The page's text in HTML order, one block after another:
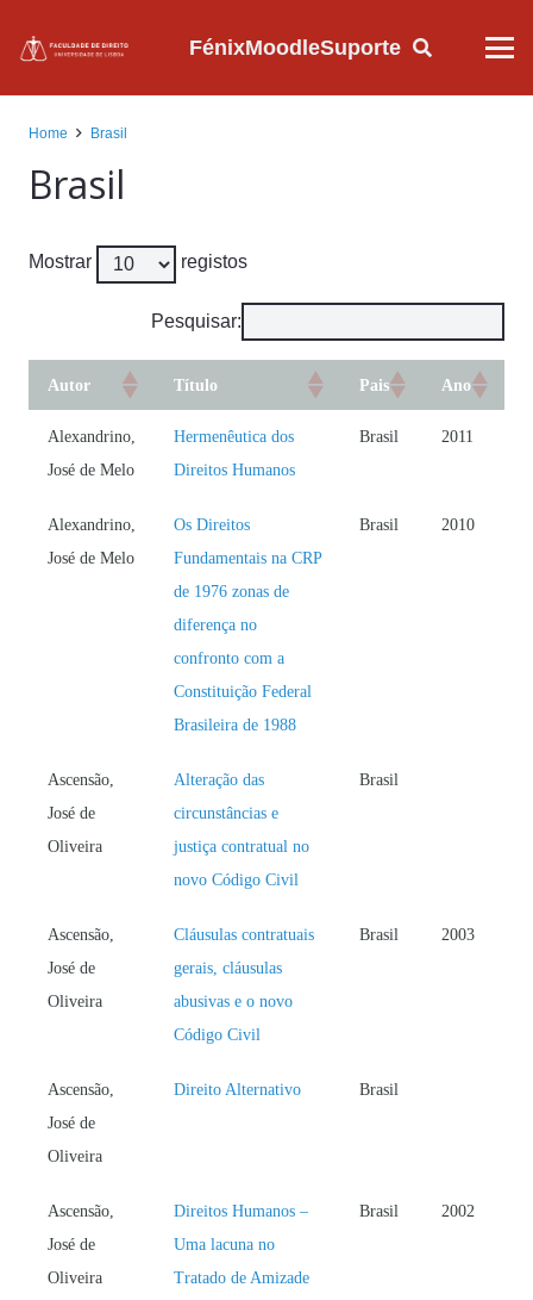
FénixMoodleSuporte
Home Brasil
Brasil
Mostrar registos
Pesquisar:
Autor Título Pais Ano
Alexandrino,
José de Melo
Hermenêutica dos
Direitos Humanos
Brasil 2011
Alexandrino,
José de Melo
Os Direitos
Fundamentais na CRP
de 1976 zonas de
diferença no
confronto com a
Constituição Federal
Brasileira de 1988
Brasil 2010
Ascensão,
José de
Oliveira
Alteração das
circunstâncias e
justiça contratual no
novo Código Civil
Brasil
Ascensão,
José de
Oliveira
Cláusulas contratuais
gerais, cláusulas
abusivas e o novo
Código Civil
Brasil 2003
Ascensão,
José de
Oliveira
Direito Alternativo Brasil
Ascensão,
José de
Oliveira
Direitos Humanos –
Uma lacuna no
Tratado de Amizade
Brasil 2002